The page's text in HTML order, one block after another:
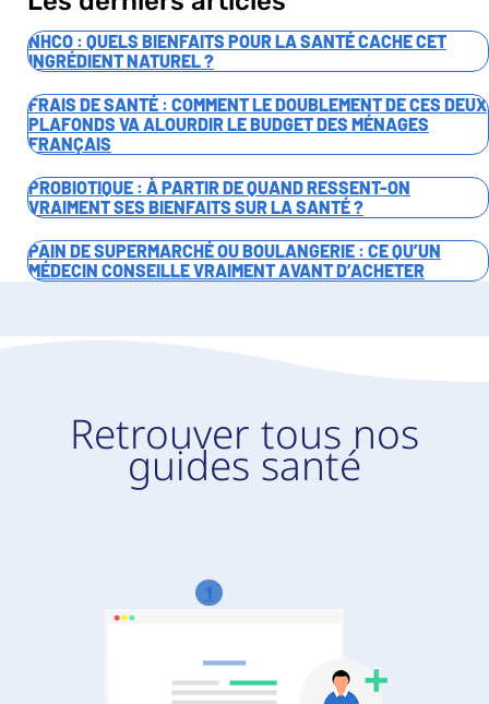
NHCO : QUELS BIENFAITS POUR LA SANTÉ CACHE CET
INGRÉDIENT NATUREL ?
FRAIS DE SANTÉ : COMMENT LE DOUBLEMENT DE CES DEUX
PLAFONDS VA ALOURDIR LE BUDGET DES MÉNAGES
FRANÇAIS
PROBIOTIQUE : À PARTIR DE QUAND RESSENT-ON
VRAIMENT SES BIENFAITS SUR LA SANTÉ ?
PAIN DE SUPERMARCHÉ OU BOULANGERIE : CE QU’UN
MÉDECIN CONSEILLE VRAIMENT AVANT D’ACHETER
Retrouver tous nos
guides santé
1